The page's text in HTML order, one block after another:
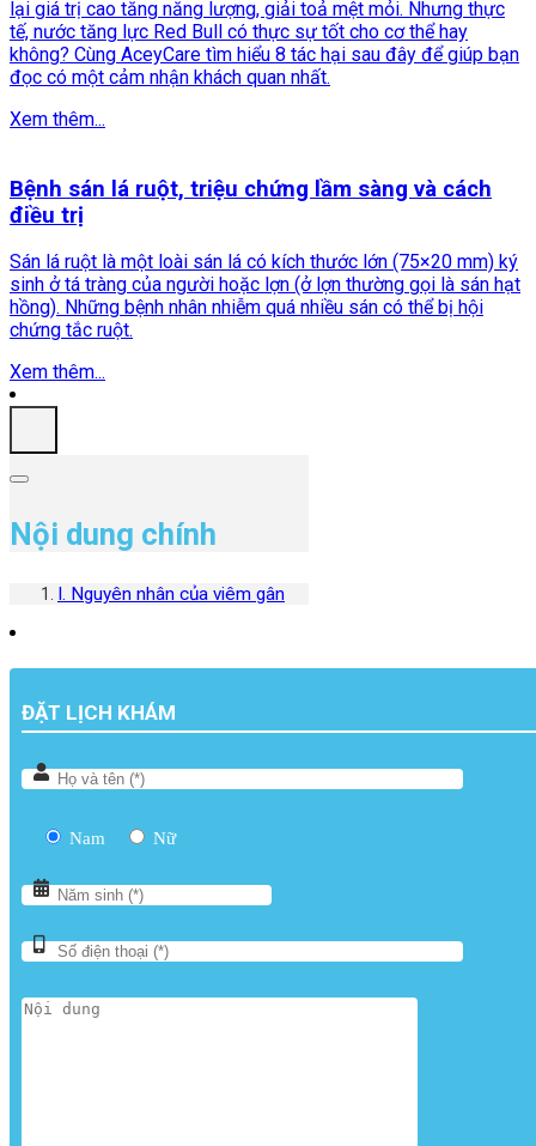
lại giá trị cao tăng năng lượng, giải toả mệt mỏi. Nhưng thực
tế, nước tăng lực Red Bull có thực sự tốt cho cơ thể hay
không? Cùng AceyCare tìm hiểu 8 tác hại sau đây để giúp bạn
đọc có một cảm nhận khách quan nhất.
Xem thêm...
Bệnh sán lá ruột, triệu chứng lầm sàng và cách
điều trị
Sán lá ruột là một loài sán lá có kích thước lớn (75×20 mm) ký
sinh ở tá tràng của người hoặc lợn (ở lợn thường gọi là sán hạt
hồng). Những bệnh nhân nhiễm quá nhiều sán có thể bị hội
chứng tắc ruột.
Xem thêm...
Nội dung chính
I. Nguyên nhân của viêm gân
ĐẶT LỊCH KHÁM
Nam Nữ